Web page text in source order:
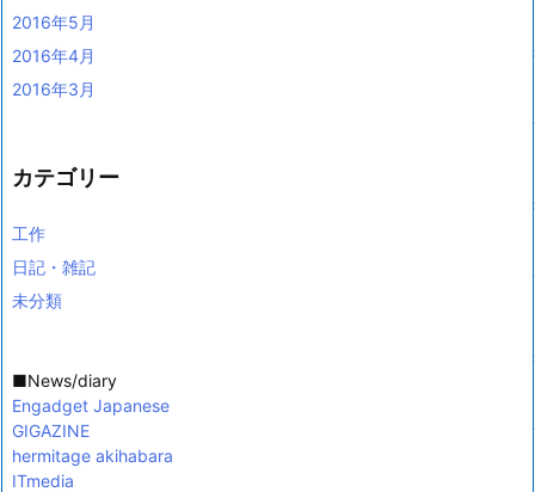
2016年5月
2016年4月
2016年3月
カテゴリー
工作
日記・雑記
未分類
■News/diary
Engadget Japanese
GIGAZINE
hermitage akihabara
ITmedia